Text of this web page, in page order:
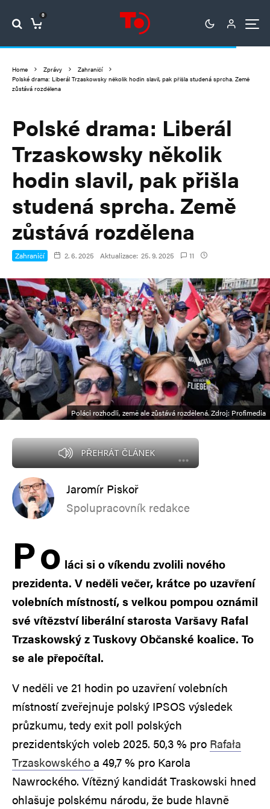
0
Home Zprávy
Zahraničí
Polské drama: Liberál Trzaskowsky několik hodin slavil, pak přišla studená sprcha. Země
zůstává rozdělena
Polské drama: Liberál
Trzaskowsky několik
hodin slavil, pak přišla
studená sprcha. Země
zůstává rozdělena
Zahraničí 2. 6. 2025 Aktualizace: 25. 9. 2025 11
Poláci rozhodli, země ale zůstává rozdělená. Zdroj: Profimedia
PŘEHRÁT ČLÁNEK
Jaromír Piskoř
Spolupracovník redakce
Po láci si o víkendu zvolili nového
prezidenta. V neděli večer, krátce po uzavření
volebních místností, s velkou pompou oznámil
své vítězství liberální starosta Varšavy Rafal
Trzaskowský z Tuskovy Občanské koalice. To
se ale přepočítal.
V neděli ve 21 hodin po uzavření volebních
místností zveřejnuje polský IPSOS výsledek
průzkumu, tedy exit poll polských
prezidentských voleb 2025. 50,3 % pro Rafała
Trzaskowskéhoa 49,7 % pro Karola
Nawrockého. Vítězný kandidát Traskowski hned
ohlašuje polskému národu, že bude hlavně